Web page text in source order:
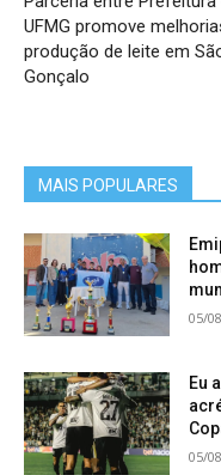
UFMG promove
produção de leite em
Gonçalo
MAIS POPULARES
05/
Eu
05/